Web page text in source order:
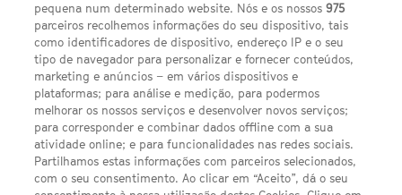
SEGUE-NOS
FACEBOOK
TWITTER
YOUTUBEINSTAGRAM
LINKS ÚTEIS
Escolhas de Anúncios
Política de privacidade
pequena num determinado website. Nós e os nossos975
parceiros recolhemos informações do seu dispositivo, tais
como identificadores de dispositivo, endereço IP e o seu
tipo de navegador para personalizar e fornecer conteúdos,
marketing e anúncios – em vários dispositivos e
plataformas; para análise e medição, para podermos
melhorar os nossos serviços e desenvolver novos serviços;
para corresponder e combinar dados offline com a sua
atividade online; e para funcionalidades nas redes sociais.
Partilhamos estas informações com parceiros selecionados,
com o seu consentimento. Ao clicar em “Aceito”, dá o seu